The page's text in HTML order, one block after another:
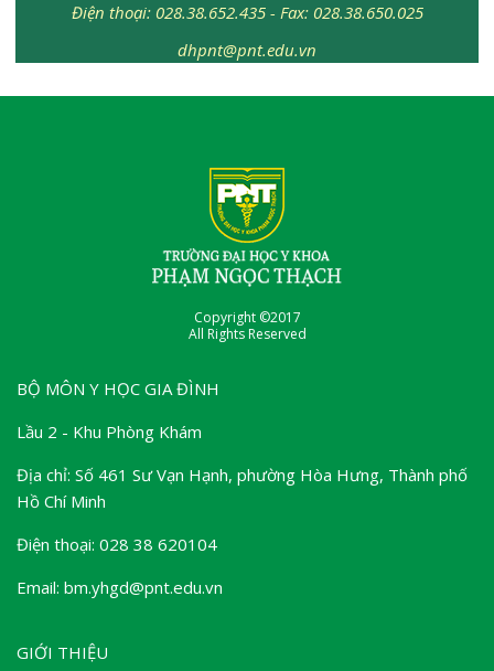
Điện thoại: 028.38.652.435 - Fax: 028.38.650.025
dhpnt@pnt.edu.vn
Copyright ©2017
All Rights Reserved
BỘ MÔN Y HỌC GIA ĐÌNH
Lầu 2 - Khu Phòng Khám
Địa chỉ: Số 461 Sư Vạn Hạnh, phường Hòa Hưng, Thành phố
Hồ Chí Minh
Điện thoại: 028 38 620104
Email: bm.yhgd@pnt.edu.vn
GIỚI THIỆU